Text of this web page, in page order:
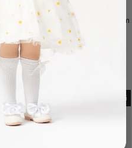
Nea Kız Bebek Çocuk Leopar
Desenli Süet Dokulu Romper Tulum
- Leopar
6 değerlendirme
₺ 699.90
1 Renk 4 Beden
Tükendi